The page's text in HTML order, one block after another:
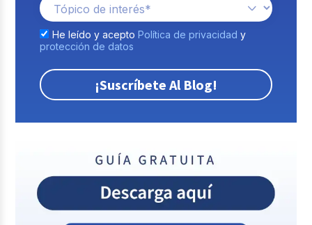
He leído y acepto Política de privacidad y
protección de datos